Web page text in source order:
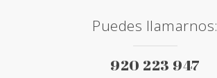
Puedes llamarnos:
920 223 947